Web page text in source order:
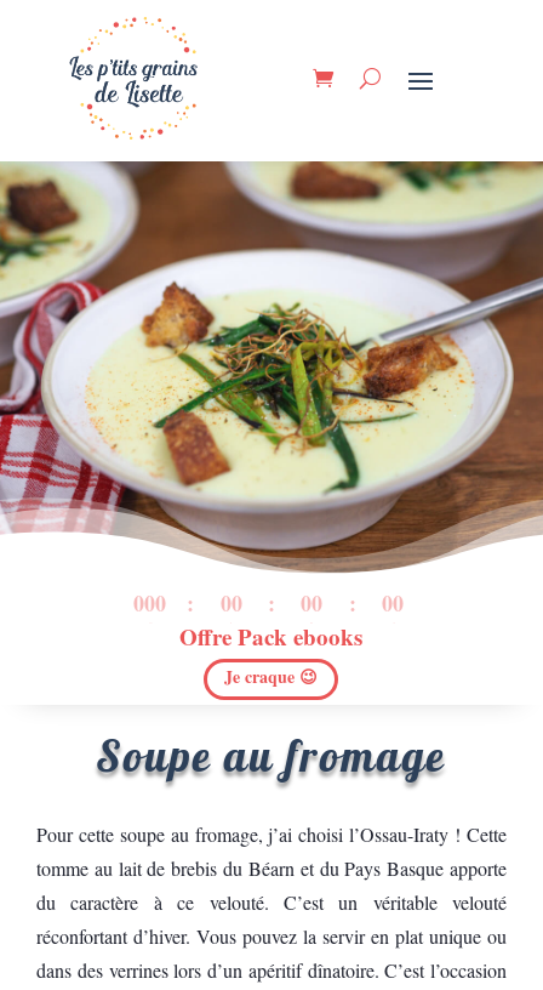
000 : 00 : 00 : 00
Offre Pack ebooks
Je craque 😉
Soupe au fromage
Pour cette soupe au fromage, j’ai choisi l’Ossau-Iraty ! Cette
tomme au lait de brebis du Béarn et du Pays Basque apporte
du caractère à ce velouté. C’est un véritable velouté
réconfortant d’hiver. Vous pouvez la servir en plat unique ou
dans des verrines lors d’un apéritif dînatoire. C’est l’occasion